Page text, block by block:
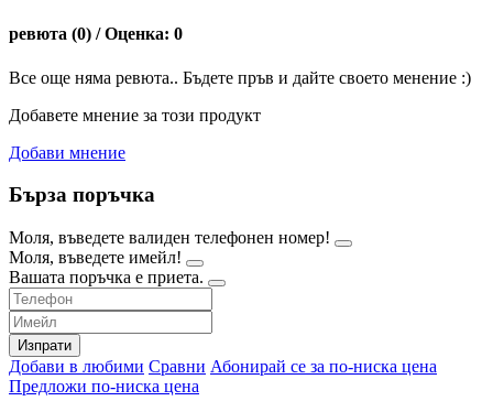
ревюта (0) / Оценка: 0
Все още няма ревюта.. Бъдете пръв и дайте своето менение :)
Добавете мнение за този продукт
Добави мнение
Бърза поръчка
Моля, въведете валиден телефонен номер!
Моля, въведете имейл!
Вашата поръчка е приета.
Изпрати
Добави в любими Сравни Абонирай се за по-ниска цена
Предложи по-ниска цена